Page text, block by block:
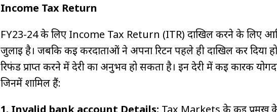
Income Tax Return
FY23-24 के लिए Income Tax Return (ITR) दाखिल करने के लिए
जुलाई है। जबकि कई करदाताओं ने अपना रिटर्न पहले ही दाखिल कर दिया
रिफंड प्राप्त करने में देरी का अनुभव हो सकता है। इन देरी में कई कारक
जिनमें शामिल हैं:
1. Invalid bank account Details: Tax Markets के कई प्रमुख